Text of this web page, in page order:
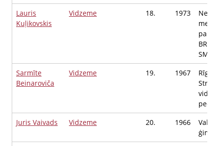
Lauris
Kuļikovskis
Vidzeme 18. 1973
BRIG
SMC
Sarmīte
Beinaroviča
Vidzeme 19. 1967
Rīgas
Juris Vaivads
Vidzeme 20. 1966